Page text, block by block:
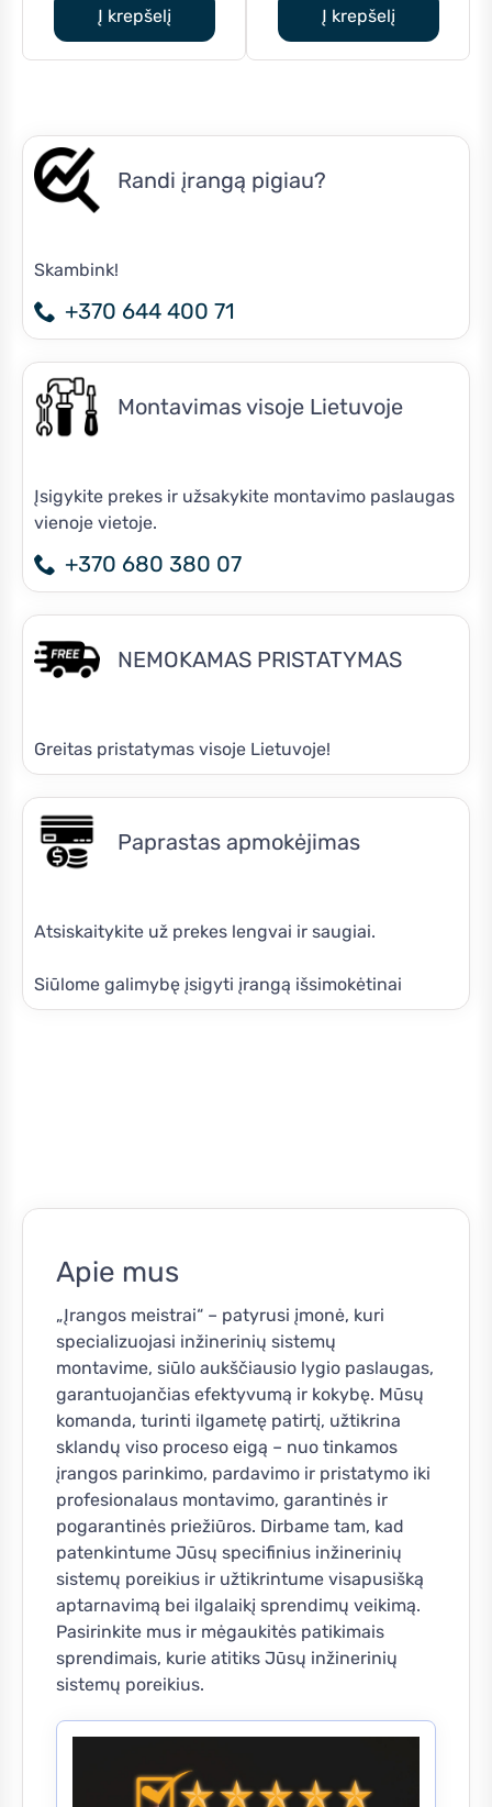
was:
€617.00.€575.00.
Į krepšelį
was:
€1,064.00.
Į krepšelį
Randi įrangą pigiau?
Skambink!
+370 644 400 71
Montavimas visoje Lietuvoje
Įsigykite prekes ir užsakykite montavimo paslaugas
vienoje vietoje.
+370 680 380 07
NEMOKAMAS PRISTATYMAS
Greitas pristatymas visoje Lietuvoje!
Paprastas apmokėjimas
Atsiskaitykite už prekes lengvai ir saugiai.
Siūlome galimybę įsigyti įrangą išsimokėtinai
Apie mus
„Įrangos meistrai“ – patyrusi įmonė, kuri
specializuojasi inžinerinių sistemų
montavime, siūlo aukščiausio lygio paslaugas,
garantuojančias efektyvumą ir kokybę. Mūsų
komanda, turinti ilgametę patirtį, užtikrina
sklandų viso proceso eigą – nuo tinkamos
įrangos parinkimo, pardavimo ir pristatymo iki
profesionalaus montavimo, garantinės ir
pogarantinės priežiūros. Dirbame tam, kad
patenkintume Jūsų specifinius inžinerinių
sistemų poreikius ir užtikrintume visapusišką
aptarnavimą bei ilgalaikį sprendimų veikimą.
Pasirinkite mus ir mėgaukitės patikimais
sprendimais, kurie atitiks Jūsų inžinerinių
sistemų poreikius.